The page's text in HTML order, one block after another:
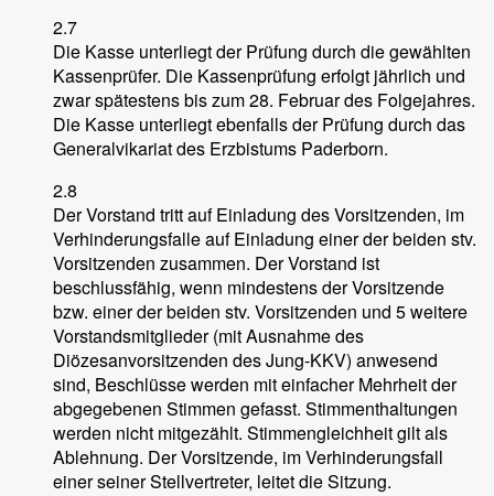
2.7
Die Kasse unterliegt der Prüfung durch die gewählten
Kassenprüfer. Die Kassenprüfung erfolgt jährlich und
zwar spätestens bis zum 28. Februar des Folgejahres.
Die Kasse unterliegt ebenfalls der Prüfung durch das
Generalvikariat des Erzbistums Paderborn.
2.8
Der Vorstand tritt auf Einladung des Vorsitzenden, im
Verhinderungsfalle auf Einladung einer der beiden stv.
Vorsitzenden zusammen. Der Vorstand ist
beschlussfähig, wenn mindestens der Vorsitzende
bzw. einer der beiden stv. Vorsitzenden und 5 weitere
Vorstandsmitglieder (mit Ausnahme des
Diözesanvorsitzenden des Jung-KKV) anwesend
sind, Beschlüsse werden mit einfacher Mehrheit der
abgegebenen Stimmen gefasst. Stimmenthaltungen
werden nicht mitgezählt. Stimmengleichheit gilt als
Ablehnung. Der Vorsitzende, im Verhinderungsfall
einer seiner Stellvertreter, leitet die Sitzung.